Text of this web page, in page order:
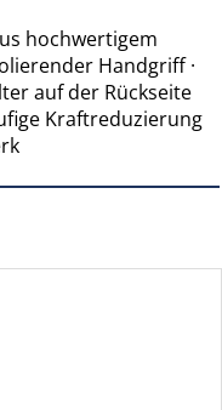
hochwertigem
Handgriff ·
auf der Rückseite
Kraftreduzierung